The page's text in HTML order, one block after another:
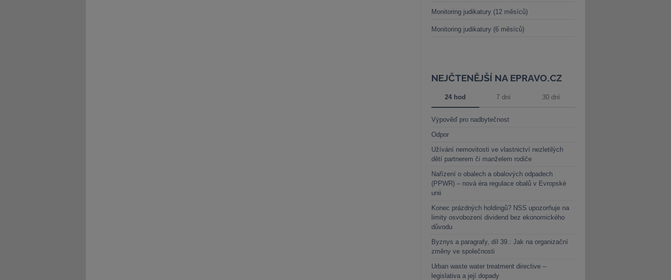
Monitoring judikatury (12 měsíců)
Monitoring judikatury (6 měsíců)
NEJČTENĚJŠÍ NA EPRAVO.CZ
24 hod 7 dní 30 dní
Výpověď pro nadbytečnost
Odpor
Užívání nemovitosti ve vlastnictví nezletilých
dětí partnerem či manželem rodiče
Nařízení o obalech a obalových odpadech
(PPWR) – nová éra regulace obalů v Evropské
unii
Konec prázdných holdingů? NSS upozorňuje na
limity osvobození dividend bez ekonomického
důvodu
Byznys a paragrafy, díl 39.: Jak na organizační
změny ve společnosti
Urban waste water treatment directive –
legislativa a její dopady